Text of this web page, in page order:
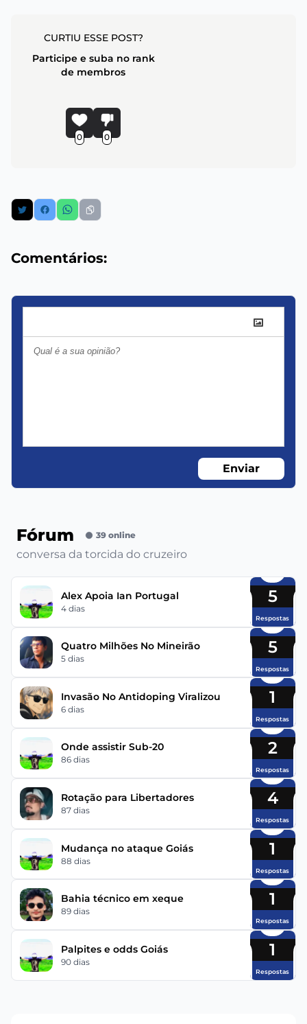
CURTIU ESSE POST?
Participe e suba no rank
de membros
0 0
Comentários:
Enviar
Fórum 39 online
conversa da torcida do cruzeiro
Alex Apoia Ian Portugal
4 dias
5
Respostas
Quatro Milhões No Mineirão
5 dias
5
Respostas
Invasão No Antidoping Viralizou
6 dias
1
Respostas
Onde assistir Sub-20
86 dias
2
Respostas
Rotação para Libertadores
87 dias
4
Respostas
Mudança no ataque Goiás
88 dias
1
Respostas
Bahia técnico em xeque
89 dias
1
Respostas
Palpites e odds Goiás
90 dias
1
Respostas